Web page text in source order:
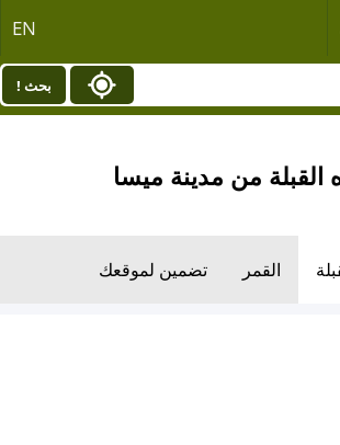
EN
بحث !
القبلة من مدينة ميسا
القمر تضمين لموقعك